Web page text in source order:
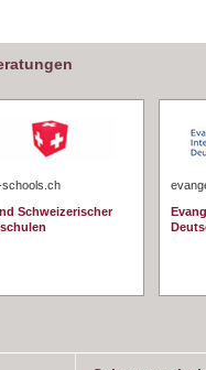
Schweizerischer